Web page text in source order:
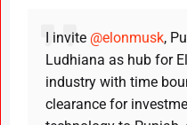
I invite @elonmusk,
Ludhiana as hub for
industry with time
clearance for